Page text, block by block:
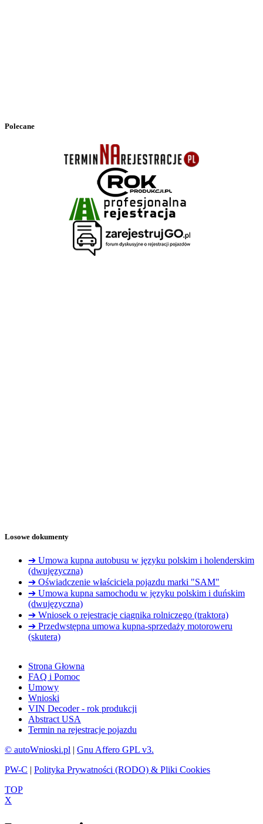
Polecane
Losowe dokumenty
➔ Umowa kupna autobusu w języku polskim i holenderskim
(dwujęzyczna)
➔ Oświadczenie właściciela pojazdu marki "SAM"
➔ Umowa kupna samochodu w języku polskim i duńskim
(dwujęzyczna)
➔ Wniosek o rejestracje ciągnika rolniczego (traktora)
➔ Przedwstępna umowa kupna-sprzedaży motoroweru
(skutera)
Strona Głowna
FAQ i Pomoc
Umowy
Wnioski
VIN Decoder - rok produkcji
Abstract USA
Termin na rejestracje pojazdu
© autoWnioski.pl | Gnu Affero GPL v3.
PW-C | Polityka Prywatności (RODO) & Pliki Cookies
TOP
X